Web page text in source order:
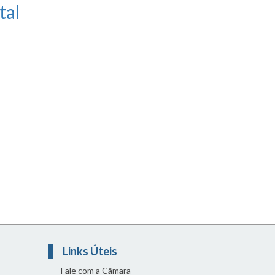
Links Úteis
Fale com a Câmara